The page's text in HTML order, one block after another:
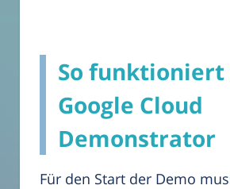
So funktioniert
Google Cloud
Demonstrator
Für den Start der Demo